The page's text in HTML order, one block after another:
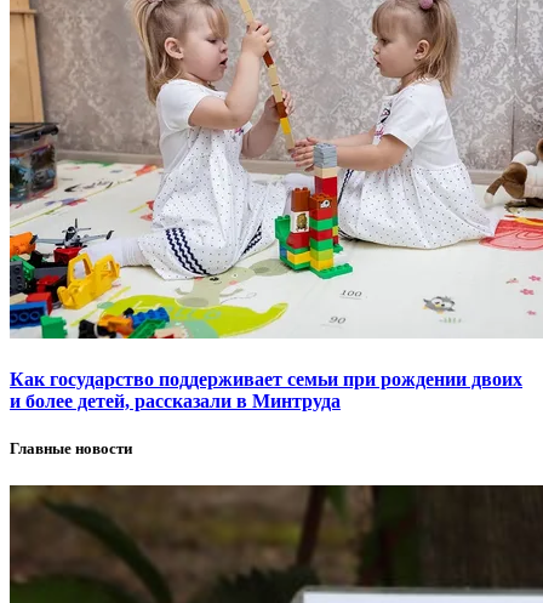
Как государство поддерживает семьи при рождении двоих
и более детей, рассказали в Минтруда
Главные новости